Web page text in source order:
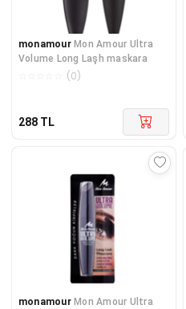
monamour Mon Amour Ultra
Volume Long Laşh maskara
(0)
288 TL
monamour Mon Amour Ultra